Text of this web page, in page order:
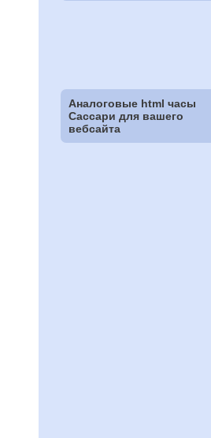
Аналоговые html часы
Сассари для вашего
вебсайта